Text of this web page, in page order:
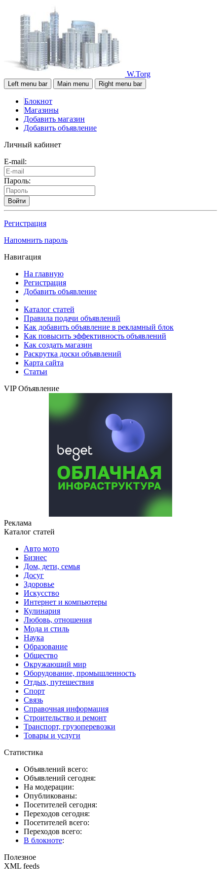
W.Torg
Left menu bar Main menu Right menu bar
Блокнот
Магазины
Добавить магазин
Добавить объявление
Личный кабинет
E-mail:
Пароль:
Войти
Регистрация
Напомнить пароль
Навигация
На главную
Регистрация
Добавить объявление
Каталог статей
Правила подачи объявлений
Как добавить объявление в рекламный блок
Как повысить эффективность объявлений
Как создать магазин
Раскрутка доски объявлений
Карта сайта
Статьи
VIP Объявление
Реклама
Каталог статей
Авто мото
Бизнес
Дом, дети, семья
Досуг
Здоровье
Искусство
Интернет и компьютеры
Кулинария
Любовь, отношения
Мода и стиль
Наука
Образование
Общество
Окружающий мир
Оборудование, промышленность
Отдых, путешествия
Спорт
Связь
Справочная информация
Строительство и ремонт
Транспорт, грузоперевозки
Товары и услуги
Статистика
Объявлений всего:
Объявлений сегодня:
На модерации:
Опубликованы:
Посетителей сегодня:
Переходов сегодня:
Посетителей всего:
Переходов всего:
В блокноте:
Полезное
XML feeds